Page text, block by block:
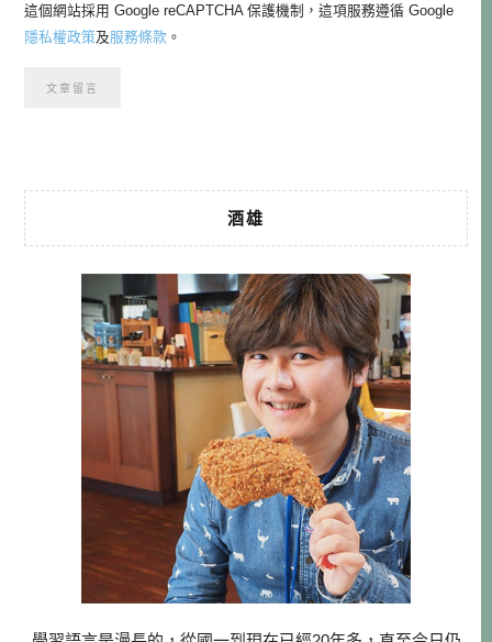
這個網站採用 Google reCAPTCHA 保護機制，這項服務遵循 Google
隱私權政策及服務條款 。
酒雄